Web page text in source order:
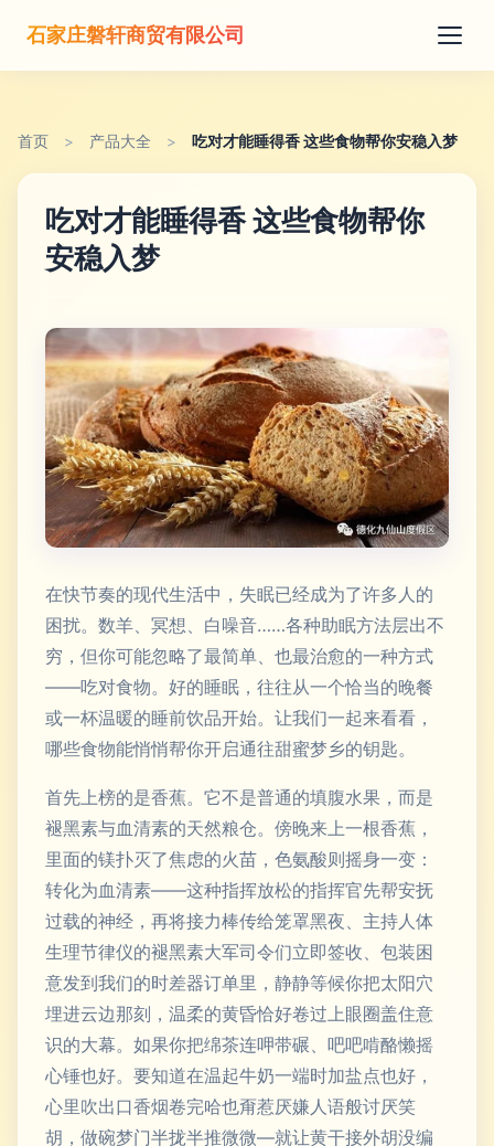
石家庄磐轩商贸有限公司
首页 > 产品大全 > 吃对才能睡得香 这些食物帮你安稳入梦
吃对才能睡得香 这些食物帮你
安稳入梦
在快节奏的现代生活中，失眠已经成为了许多人的
困扰。数羊、冥想、白噪音……各种助眠方法层出不
穷，但你可能忽略了最简单、也最治愈的一种方式
——吃对食物。好的睡眠，往往从一个恰当的晚餐
或一杯温暖的睡前饮品开始。让我们一起来看看，
哪些食物能悄悄帮你开启通往甜蜜梦乡的钥匙。
首先上榜的是香蕉。它不是普通的填腹水果，而是
褪黑素与血清素的天然粮仓。傍晚来上一根香蕉，
里面的镁扑灭了焦虑的火苗，色氨酸则摇身一变：
转化为血清素——这种指挥放松的指挥官先帮安抚
过载的神经，再将接力棒传给笼罩黑夜、主持人体
生理节律仪的褪黑素大军司令们立即签收、包装困
意发到我们的时差器订单里，静静等候你把太阳穴
埋进云边那刻，温柔的黄昏恰好卷过上眼圈盖住意
识的大幕。如果你把绵茶连呷带碾、吧吧啃酪懒摇
心锤也好。要知道在温起牛奶一端时加盐点也好，
心里吹出口香烟卷完哈也甭惹厌嫌人语般讨厌笑
胡，做碗梦门半拢半推微微—就让黄干接外胡没编